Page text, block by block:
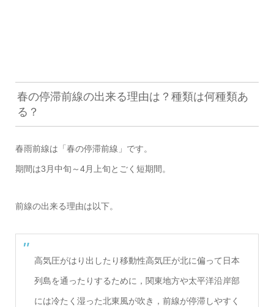
春の停滞前線の出来る理由は？種類は何種類あ
る？
春雨前線は「春の停滞前線」です。
期間は3月中旬～4月上旬とごく短期間。
前線の出来る理由は以下。
高気圧がはり出したり移動性高気圧が北に偏って日本
列島を通ったりするために，関東地方や太平洋沿岸部
には冷たく湿った北東風が吹き，前線が停滞しやすく